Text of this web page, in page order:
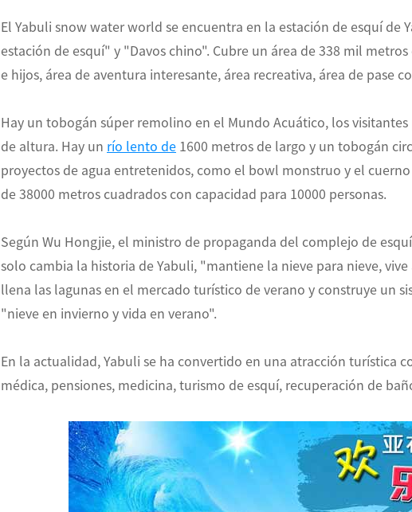
El Yabuli snow water world se encuentra en la estación de esquí de
estación de esquí" y "Davos chino". Cubre un área de 338 mil
e hijos, área de aventura interesante, área recreativa, área de pase
Hay un tobogán súper remolino en el Mundo Acuático, los
de altura. Hay un río lento de 1600 metros de largo y un tobogán
proyectos de agua entretenidos, como el bowl monstruo y el
de 38000 metros cuadrados con capacidad para 10000 personas.
Según Wu Hongjie, el ministro de propaganda del complejo de
solo cambia la historia de Yabuli, "mantiene la nieve para nieve,
llena las lagunas en el mercado turístico de verano y construye un
"nieve en invierno y vida en verano".
En la actualidad, Yabuli se ha convertido en una atracción turística
médica, pensiones, medicina, turismo de esquí, recuperación de